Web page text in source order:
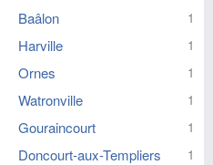
Baâlon 1
Harville 1
Ornes 1
Watronville 1
Gouraincourt 1
Doncourt-aux-Templiers 1